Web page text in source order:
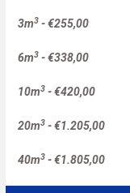
3m3 -€255,00
6m3 -€338,00
10m3 -€420,00
20m3 -€1.205,00
40m3 -€1.805,00